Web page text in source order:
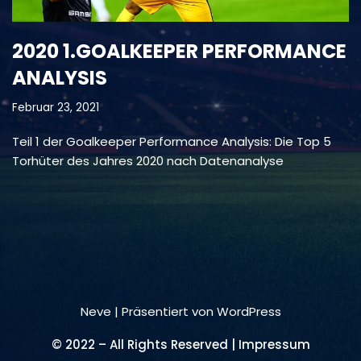
2020 1.GOALKEEPER PERFORMANCE
ANALYSIS
Februar 23, 2021
Teil 1 der Goalkeeper Performance Analysis: Die Top 5
Torhüter des Jahres 2020 nach Datenanalyse
Neve | Präsentiert vonWordPress
© 2022 – All Rights Reserved | Impressum